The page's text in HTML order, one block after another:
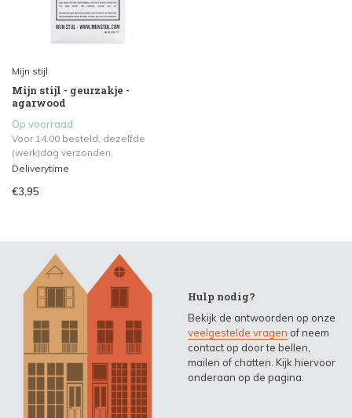
Mijn stijl
Mijn stijl - geurzakje -
agarwood
Op voorraad
Voor 14.00 besteld, dezelfde
(werk)dag verzonden.
Deliverytime
€3,95
Hulp nodig?
Bekijk de antwoorden op onze
veelgestelde vragen of neem
contact op door te bellen,
mailen of chatten. Kijk hiervoor
onderaan op de pagina.